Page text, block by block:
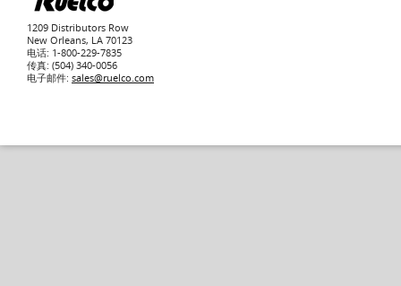
1209 Distributors Row
New Orleans, LA 70123
电话: 1-800-229-7835
传真: (504) 340-0056
电子邮件: sales@ruelco.com